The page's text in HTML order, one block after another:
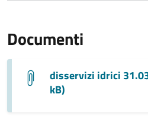
Documenti
disservizi idrici
kB)